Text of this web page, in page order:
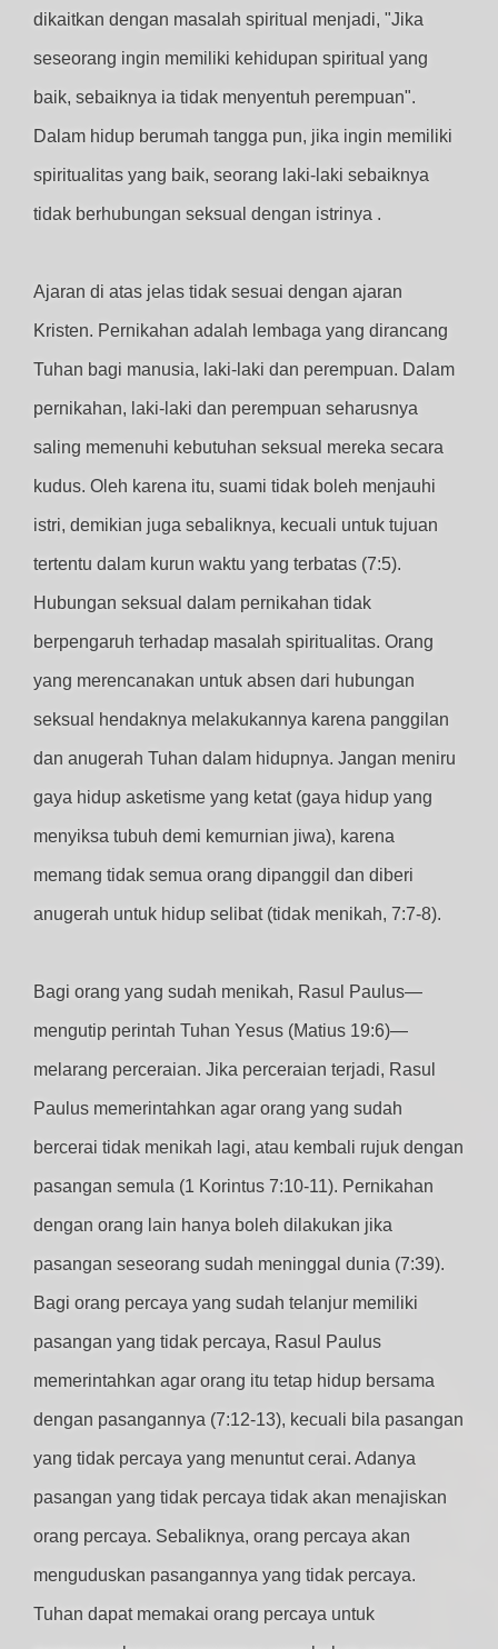
dikaitkan dengan masalah spiritual menjadi, "Jika
seseorang ingin memiliki kehidupan spiritual yang
baik, sebaiknya ia tidak menyentuh perempuan".
Dalam hidup berumah tangga pun, jika ingin memiliki
spiritualitas yang baik, seorang laki-laki sebaiknya
tidak berhubungan seksual dengan istrinya .
Ajaran di atas jelas tidak sesuai dengan ajaran
Kristen. Pernikahan adalah lembaga yang dirancang
Tuhan bagi manusia, laki-laki dan perempuan. Dalam
pernikahan, laki-laki dan perempuan seharusnya
saling memenuhi kebutuhan seksual mereka secara
kudus. Oleh karena itu, suami tidak boleh menjauhi
istri, demikian juga sebaliknya, kecuali untuk tujuan
tertentu dalam kurun waktu yang terbatas (7:5).
Hubungan seksual dalam pernikahan tidak
berpengaruh terhadap masalah spiritualitas. Orang
yang merencanakan untuk absen dari hubungan
seksual hendaknya melakukannya karena panggilan
dan anugerah Tuhan dalam hidupnya. Jangan meniru
gaya hidup asketisme yang ketat (gaya hidup yang
menyiksa tubuh demi kemurnian jiwa), karena
memang tidak semua orang dipanggil dan diberi
anugerah untuk hidup selibat (tidak menikah, 7:7-8).
Bagi orang yang sudah menikah, Rasul Paulus—
mengutip perintah Tuhan Yesus (Matius 19:6)—
melarang perceraian. Jika perceraian terjadi, Rasul
Paulus memerintahkan agar orang yang sudah
bercerai tidak menikah lagi, atau kembali rujuk dengan
pasangan semula (1 Korintus 7:10-11). Pernikahan
dengan orang lain hanya boleh dilakukan jika
pasangan seseorang sudah meninggal dunia (7:39).
Bagi orang percaya yang sudah telanjur memiliki
pasangan yang tidak percaya, Rasul Paulus
memerintahkan agar orang itu tetap hidup bersama
dengan pasangannya (7:12-13), kecuali bila pasangan
yang tidak percaya yang menuntut cerai. Adanya
pasangan yang tidak percaya tidak akan menajiskan
orang percaya. Sebaliknya, orang percaya akan
menguduskan pasangannya yang tidak percaya.
Tuhan dapat memakai orang percaya untuk